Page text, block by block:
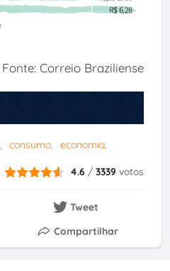
Fonte: Correio Braziliense
consumo
economia
4.6 /3339 votos
Tweet
Compartilhar